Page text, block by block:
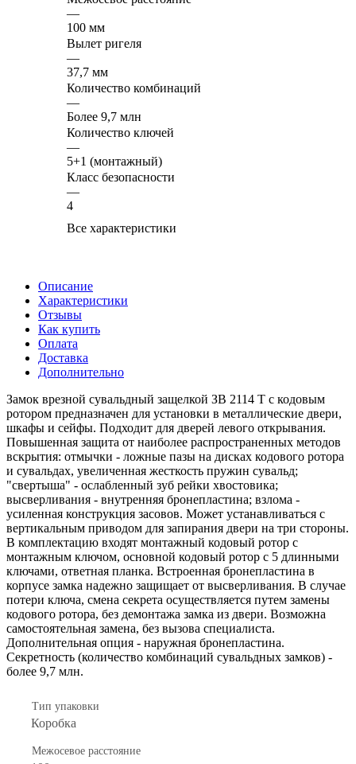
—
100 мм
Вылет ригеля
—
37,7 мм
Количество комбинаций
—
Более 9,7 млн
Количество ключей
—
5+1 (монтажный)
Класс безопасности
—
4
Все характеристики
Описание
Характеристики
Отзывы
Как купить
Оплата
Доставка
Дополнительно
Замок врезной сувальдный защелкой ЗВ 2114 Т с кодовым
ротором предназначен для установки в металлические двери,
шкафы и сейфы. Подходит для дверей левого открывания.
Повышенная защита от наиболее распространенных методов
вскрытия: отмычки - ложные пазы на дисках кодового ротора
и сувальдах, увеличенная жесткость пружин сувальд;
"свертыша" - ослабленный зуб рейки хвостовика;
высверливания - внутренняя бронепластина; взлома -
усиленная конструкция засовов. Может устанавливаться с
вертикальным приводом для запирания двери на три стороны.
В комплектацию входят монтажный кодовый ротор с
монтажным ключом, основной кодовый ротор с 5 длинными
ключами, ответная планка. Встроенная бронепластина в
корпусе замка надежно защищает от высверливания. В случае
потери ключа, смена секрета осуществляется путем замены
кодового ротора, без демонтажа замка из двери. Возможна
самостоятельная замена, без вызова специалиста.
Дополнительная опция - наружная бронепластина.
Секретность (количество комбинаций сувальдных замков) -
более 9,7 млн.
Тип упаковки
Коробка
Межосевое расстояние